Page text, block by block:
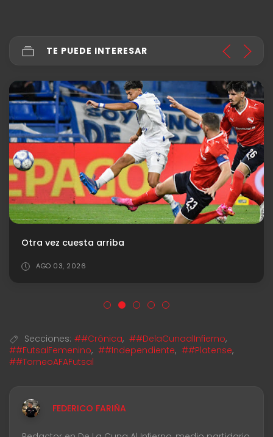
TE PUEDE INTERESAR
Otra vez cuesta arriba
AGO 03, 2026
Secciones: ##Crónica, ##DelaCunaalInfierno,
##FutsalFemenino, ##Independiente, ##Platense,
##TorneoAFAFutsal
FEDERICO FARIÑA